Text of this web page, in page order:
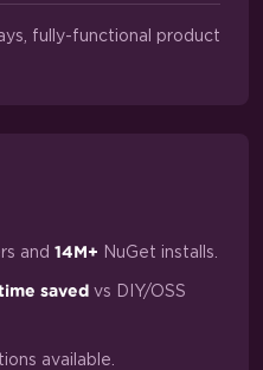
fully-functional product
and 14M+ NuGet installs.
saved vs DIY/OSS
available.